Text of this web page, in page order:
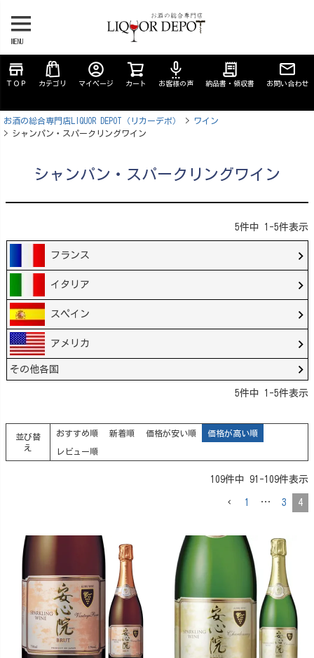
MENU
store
ＴＯＰ カテゴリ
account_circle
マイページ カート
settings_voice
お客様の声
receipt_long
納品書・領収書 お問い合わせ
お酒の総合専門店LIQUOR DEPOT（リカーデポ）
ワイン
シャンパン・スパークリングワイン
シャンパン・スパークリングワイン
5件中 1 -5件表示
フランス
イタリア
スペイン
アメリカ
その他各国
5件中 1 -5件表示
並び替
え
おすすめ順 新着順 価格が安い順 価格が高い順
レビュー順
109件中 91 -109件表示
1 … 3 4